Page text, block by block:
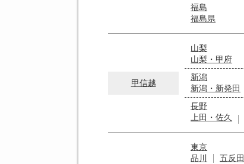
福島
福島県
甲信越
山梨
山梨・甲府
新潟
新潟・新発田
長野
上田・佐久
東京
品川
五反田